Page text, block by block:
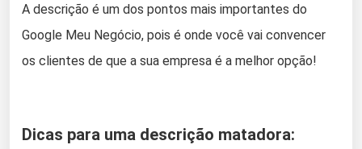
A descrição é um dos pontos mais importantes do
Google Meu Negócio, pois é onde você vai convencer
os clientes de que a sua empresa é a melhor opção!
Dicas para uma descrição matadora: